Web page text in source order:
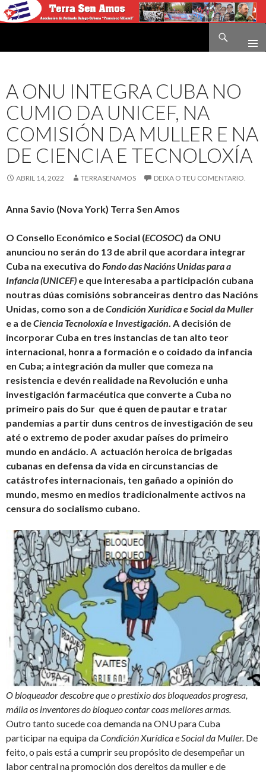
A ONU INTEGRA CUBA NO
CUMIO DA UNICEF, NA
COMISIÓN DA MULLER E NA
DE CIENCIA E TECNOLOXÍA
ABRIL 14, 2022 TERRASENAMOS DEIXA O TEU COMENTARIO.
Anna Savio (Nova York) Terra Sen Amos
O Consello Económico e Social (ECOSOC) da ONU
anunciou no serán do 13 de abril que acordara integrar
Cuba na executiva do Fondo das Nacións Unidas para a
Infancia (UNICEF) e que interesaba a participación cubana
noutras dúas comisións sobranceiras dentro das Nacións
Unidas, como son a deCondición Xurídica e Social da Muller
e a deCiencia Tecnoloxía e Investigación. A decisión de
incorporar Cuba en tres instancias de tan alto teor
internacional, honra a formación e o coidado da infancia
en Cuba; a integración da muller que comeza na
resistencia e devén realidade na Revolución e unha
investigación farmacéutica que converte a Cuba no
primeiro pais do Sur que é quen de pautar e tratar
pandemias a partir duns centros de investigación de seu
até o extremo de poder axudar países do primeiro
mundo en andácio. A actuación heroica de brigadas
cubanas en defensa da vida en circunstancias de
catástrofes internacionais, ten gañado a opinión do
mundo, mesmo en medios tradicionalmente activos na
censura do socialismo cubano.
O bloqueador descobre que o prestixio dos bloqueados progresa,
mália os inventores do bloqueo contar coas mellores armas.
Outro tanto sucede coa demanda na ONU para Cuba
participar na equipa daCondición Xurídica e Social da Muller. De
feito, o pais está a cumprir seu propósito de desempeñar un
labor central na promoción dos dereitos da muller e de